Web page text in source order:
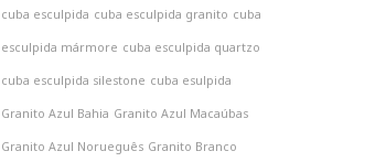
cuba esculpida cuba esculpida granito cuba
esculpida mármore cuba esculpida quartzo
cuba esculpida silestone cuba esulpida
Granito Azul Bahia Granito Azul Macaúbas
Granito Azul Norueguês Granito Branco